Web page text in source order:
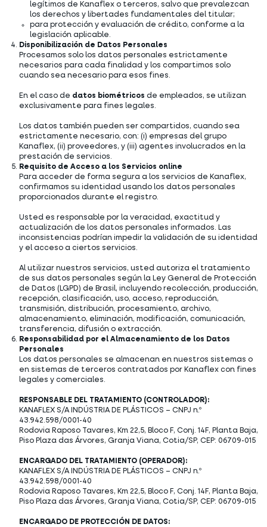
legítimos de Kanaflex o terceros, salvo que prevalezcan
los derechos y libertades fundamentales del titular;
para protección y evaluación de crédito, conforme a la
legislación aplicable.
Disponibilización de Datos Personales
Procesamos solo los datos personales estrictamente
necesarios para cada finalidad y los compartimos solo
cuando sea necesario para esos fines.
En el caso de datos biométricos de empleados, se utilizan
exclusivamente para fines legales.
Los datos también pueden ser compartidos, cuando sea
estrictamente necesario, con: (i) empresas del grupo
Kanaflex, (ii) proveedores, y (iii) agentes involucrados en la
prestación de servicios.
Requisito de Acceso a los Servicios online
Para acceder de forma segura a los servicios de Kanaflex,
confirmamos su identidad usando los datos personales
proporcionados durante el registro.
Usted es responsable por la veracidad, exactitud y
actualización de los datos personales informados. Las
inconsistencias podrían impedir la validación de su identidad
y el acceso a ciertos servicios.
Al utilizar nuestros servicios, usted autoriza el tratamiento
de sus datos personales según la Ley General de Protección
de Datos (LGPD) de Brasil, incluyendo recolección, producción,
recepción, clasificación, uso, acceso, reproducción,
transmisión, distribución, procesamiento, archivo,
almacenamiento, eliminación, modificación, comunicación,
transferencia, difusión o extracción.
Responsabilidad por el Almacenamiento de los Datos
Personales
Los datos personales se almacenan en nuestros sistemas o
en sistemas de terceros contratados por Kanaflex con fines
legales y comerciales.
RESPONSABLE DEL TRATAMIENTO (CONTROLADOR):
KANAFLEX S/A INDÚSTRIA DE PLÁSTICOS – CNPJ n.º
43.942.598/0001-40
Rodovia Raposo Tavares, Km 22,5, Bloco F, Conj. 14F, Planta Baja,
Piso Plaza das Árvores, Granja Viana, Cotia/SP, CEP: 06709-015
ENCARGADO DEL TRATAMIENTO (OPERADOR):
KANAFLEX S/A INDÚSTRIA DE PLÁSTICOS – CNPJ n.º
43.942.598/0001-40
Rodovia Raposo Tavares, Km 22,5, Bloco F, Conj. 14F, Planta Baja,
Piso Plaza das Árvores, Granja Viana, Cotia/SP, CEP: 06709-015
ENCARGADO DE PROTECCIÓN DE DATOS: